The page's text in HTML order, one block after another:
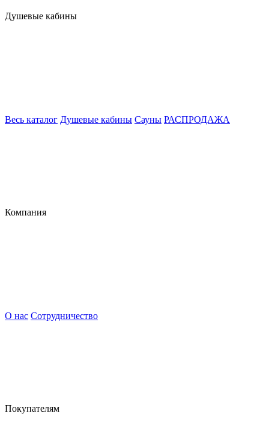
Душевые кабины
Весь каталог Душевые кабины Сауны РАСПРОДАЖА
Компания
О нас Сотрудничество
Покупателям